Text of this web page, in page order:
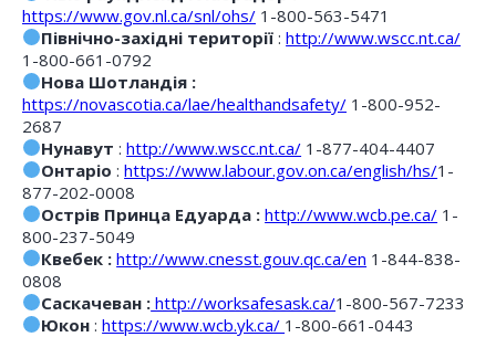
https://www.gov.nl.ca/snl/ohs/ 1-800-563-5471
Північно-західні території:http://www.wscc.nt.ca/
1-800-661-0792
Нова Шотландія :
https://novascotia.ca/lae/healthandsafety/ 1-800-952-
2687
Нунавут :http://www.wscc.nt.ca/ 1-877-404-4407
Онтаріо:https://www.labour.gov.on.ca/english/hs/1-
877-202-0008
Острів Принца Едуарда : http://www.wcb.pe.ca/ 1-
800-237-5049
Квебек : http://www.cnesst.gouv.qc.ca/en 1-844-838-
0808
Саскачеван : http://worksafesask.ca/1-800-567-7233
Юкон:https://www.wcb.yk.ca/ 1-800-661-0443